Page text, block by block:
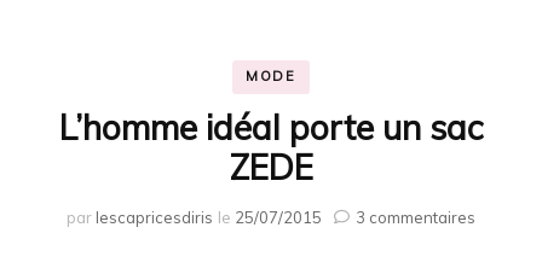
MODE
L’homme idéal porte un sac
ZEDE
par lescapricesdiris le 25/07/2015 3 commentaires